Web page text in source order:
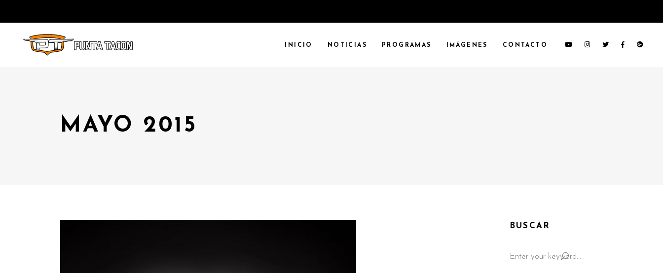
INICIO NOTICIAS PROGRAMAS IMÁGENES CONTACTO
MAYO 2015
BUSCAR
for: